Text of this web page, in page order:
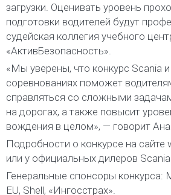
загрузки. Оценивать уровень
подготовки водителей будут
судейская коллегия учебного
«АктивБезопасность».
«Мы уверены, что конкурс Scania и
соревнованиях поможет
справляться со сложными
на дорогах, а также повысит
вождения в целом», — говорит
Подробности о конкурсе на сайте
или у официальных дилеров
Генеральные спонсоры конкурса:
EU, Shell, «Ингосстрах».